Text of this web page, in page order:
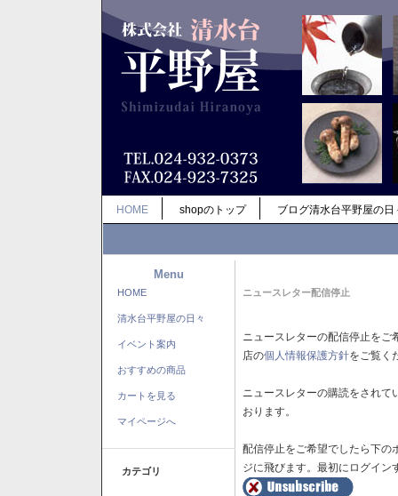
HOME shopのトップ ブログ清水台平野屋の日
Menu
HOME
清水台平野屋の日々
イベント案内
おすすめの商品
カートを見る
マイページへ
カテゴリ
ニュースレター配信停止
ニュースレターの配信停止を
店の個人情報保護方針をご覧く
ニュースレターの購読をされ
おります。
配信停止をご希望でしたら下の
ジに飛びます。最初にログイン